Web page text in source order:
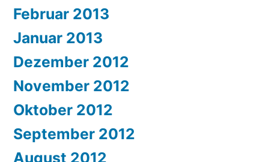
Februar 2013
Januar 2013
Dezember 2012
November 2012
Oktober 2012
September 2012
August 2012